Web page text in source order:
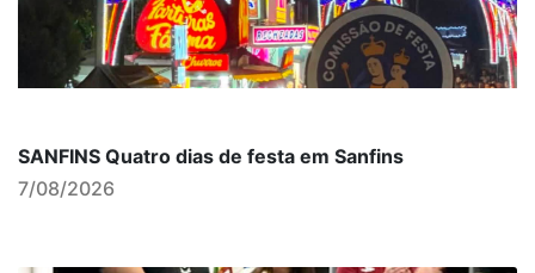
SANFINS Quatro dias de festa em Sanfins
7/08/2026